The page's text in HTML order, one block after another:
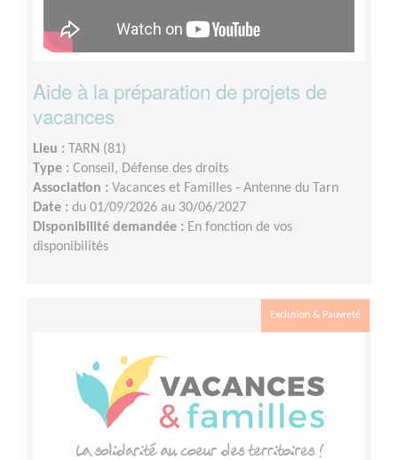
Aide à la préparation de projets de
vacances
Lieu : TARN (81)
Type : Conseil, Défense des droits
Association : Vacances et Familles - Antenne du Tarn
Date : du 01/09/2026 au 30/06/2027
Disponibilité demandée : En fonction de vos
disponibilités
Exclusion & Pauvreté